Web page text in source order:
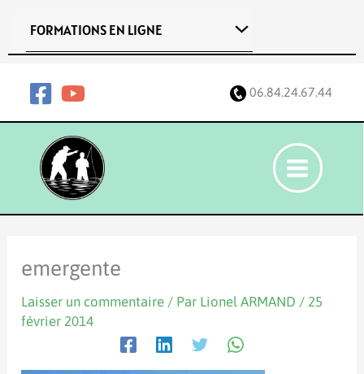
FORMATIONS EN LIGNE
06.84.24.67.44
emergente
Laisser un commentaire / Par Lionel ARMAND / 25
février 2014